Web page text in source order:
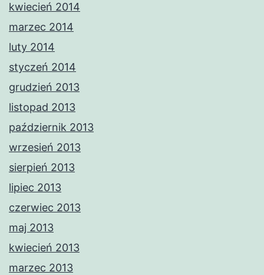
kwiecień 2014
marzec 2014
luty 2014
styczeń 2014
grudzień 2013
listopad 2013
październik 2013
wrzesień 2013
sierpień 2013
lipiec 2013
czerwiec 2013
maj 2013
kwiecień 2013
marzec 2013